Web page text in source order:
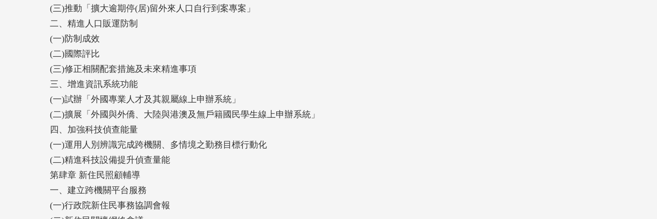
(三)推動「擴大逾期停(居)留外來人口自行到案專案」
二、精進人口販運防制
(一)防制成效
(二)國際評比
(三)修正相關配套措施及未來精進事項
三、增進資訊系統功能
(一)試辦「外國專業人才及其親屬線上申辦系統」
(二)擴展「外國與外僑、大陸與港澳及無戶籍國民學生線上申辦系統」
四、加強科技偵查能量
(一)運用人別辨識完成跨機關、多情境之勤務目標行動化
(二)精進科技設備提升偵查量能
第肆章 新住民照顧輔導
一、建立跨機關平台服務
(一)行政院新住民事務協調會報